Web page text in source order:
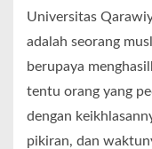
Universitas
adalah seorang
berupaya
tentu orang yang
dengan
pikiran, dan